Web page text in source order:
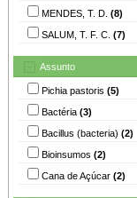
MENDES, T. D. (8)
SALUM, T. F. C. (7)
Assunto
Pichia pastoris (5)
Bactéria (3)
Bacillus (bacteria) (2)
Bioinsumos (2)
Cana de Açúcar (2)